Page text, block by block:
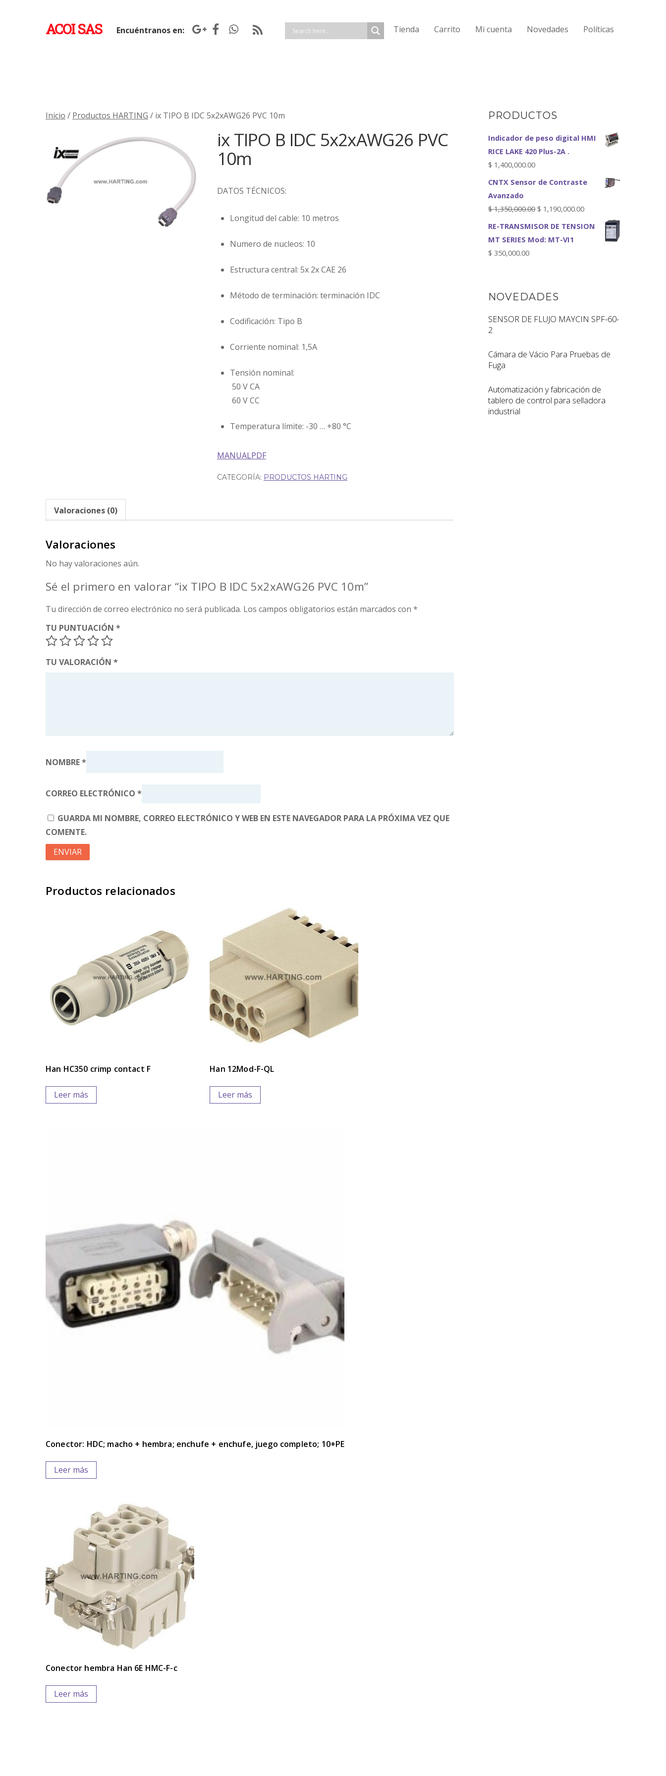
ACOI SAS Encuéntranos en: Tienda Carrito Mi cuenta Novedades Políticas
Inicio / Productos HARTING / ix TIPO B IDC 5x2xAWG26 PVC 10m
ix TIPO B IDC 5x2xAWG26 PVC
10m
DATOS TÉCNICOS:
Longitud del cable: 10 metros
Numero de nucleos: 10
Estructura central: 5x 2x CAE 26
Método de terminación: terminación IDC
Codificación: Tipo B
Corriente nominal:‌ 1,5A
Tensión nominal:
‌ 50 V CA
‌ 60 V CC
Temperatura límite: -30 … +80 °C
MANUALPDF
CATEGORÍA: PRODUCTOS HARTING
Valoraciones (0)
Valoraciones
No hay valoraciones aún.
Sé el primero en valorar “ix TIPO B IDC 5x2xAWG26 PVC 10m”
Tu dirección de correo electrónico no será publicada. Los campos obligatorios están marcados con *
TU PUNTUACIÓN *
TU VALORACIÓN *
NOMBRE*
CORREO ELECTRÓNICO *
GUARDA MI NOMBRE, CORREO ELECTRÓNICO Y WEB EN ESTE NAVEGADOR PARA LA PRÓXIMA VEZ QUE
COMENTE.
Productos relacionados
Han HC350 crimp contact F
Leer más
Han 12Mod-F-QL
Leer más
Conector: HDC; macho + hembra; enchufe + enchufe, juego completo; 10+PE
Leer más
Conector hembra Han 6E HMC-F-c
Leer más
PRODUCTOS
Indicador de peso digital HMI
RICE LAKE 420 Plus-2A .
$ 1,400,000.00
CNTX Sensor de Contraste
Avanzado
$1,350,000.00 $ 1,190,000.00
RE-TRANSMISOR DE TENSION
MT SERIES Mod: MT-VI1
$ 350,000.00
NOVEDADES
SENSOR DE FLUJO MAYCIN SPF-60-
2
Cámara de Vácio Para Pruebas de
Fuga
Automatización y fabricación de
tablero de control para selladora
industrial